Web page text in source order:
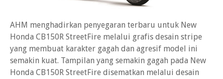
AHM menghadirkan penyegaran terbaru untuk New
Honda CB150R StreetFire melalui grafis desain stripe
yang membuat karakter gagah dan agresif model ini
semakin kuat. Tampilan yang semakin gagah pada New
Honda CB150R StreetFire disematkan melalui desain